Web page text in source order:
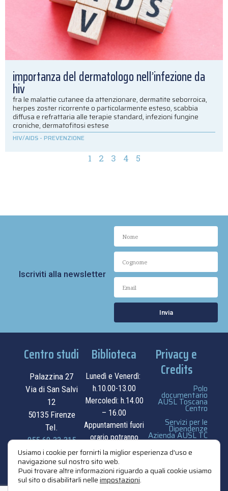
importanza del dermatologo nell’infezione da
hiv
fra le malattie cutanee da attenzionare, dermatite seborroica,
herpes zoster ricorrente o particolarmente esteso, scabbia
diffusa e refrattaria alle terapie standard, infezioni fungine
croniche, dermatofitosi estese
HIV/AIDS - PREVENZIONE
1 2 3 4 5
Iscriviti alla newsletter
Invia
Centro studi
Palazzina 27
Via di San Salvi
12
50135 Firenze
Tel.
055.69.33.315
contatti
Biblioteca
Lunedì e Venerdì:
h.10.00-13.00
Mercoledì: h.14.00
– 16.00
Appuntamenti fuori
orario potranno
essere
concordati su
appuntamento.
Privacy e
Credits
Polo
documentario
AUSL Toscana
Centro
Servizi per le
Dipendenze
Azienda AUSL TC
privacy e cookie
Usiamo i cookie per fornirti la miglior esperienza d'uso e
navigazione sul nostro sito web.
Puoi trovare altre informazioni riguardo a quali cookie usiamo
sul sito o disabilitarli nelleimpostazioni.